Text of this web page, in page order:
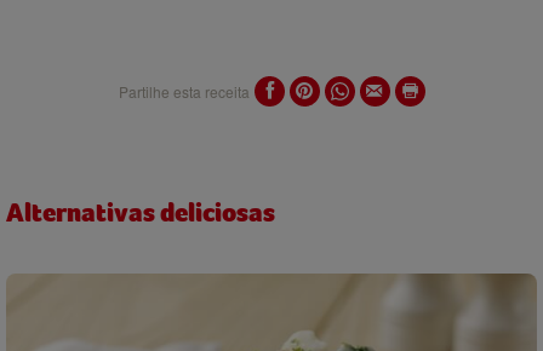
Partilhe esta receita
Alternativas deliciosas